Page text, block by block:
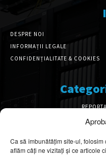
Ca să îmbunătățim site-ul,
aflăm câți ne vizitați și ce articole
DESPRE NOI
INFORMAȚII LEGALE
CONFIDENȚIALITATE & COOKIES
DESIGN